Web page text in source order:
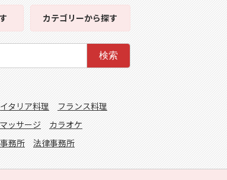
カテゴリーから探す
検索
イタリア料理
フランス料理
マッサージ
カラオケ
務所 法律事務所